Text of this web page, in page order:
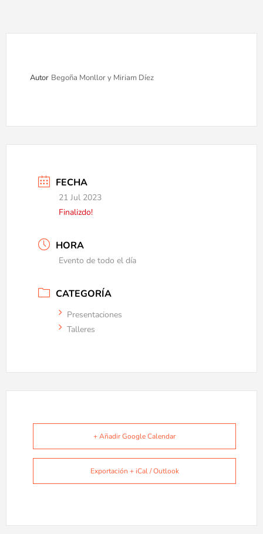
Autor Begoña Monllor y Miriam Díez
FECHA
21 Jul 2023
Finalizdo!
HORA
Evento de todo el día
CATEGORÍA
Presentaciones
Talleres
+ Añadir Google Calendar
Exportación + iCal / Outlook